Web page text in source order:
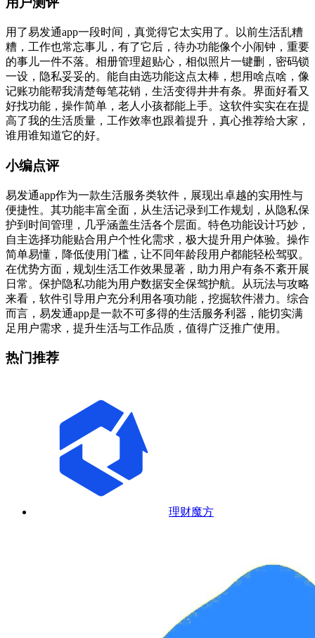
用了易发通app一段时间，真觉得它太实用了。以前生活乱糟
糟，工作也常忘事儿，有了它后，待办功能像个小闹钟，重要
的事儿一件不落。相册管理超贴心，相似照片一键删，密码锁
一设，隐私妥妥的。能自由选功能这点太棒，想用啥点啥，像
记账功能帮我清楚每笔花销，生活变得井井有条。界面好看又
好找功能，操作简单，老人小孩都能上手。这软件实实在在提
高了我的生活质量，工作效率也跟着提升，真心推荐给大家，
谁用谁知道它的好。
小编点评
易发通app作为一款生活服务类软件，展现出卓越的实用性与
便捷性。其功能丰富全面，从生活记录到工作规划，从隐私保
护到时间管理，几乎涵盖生活各个层面。特色功能设计巧妙，
自主选择功能贴合用户个性化需求，极大提升用户体验。操作
简单易懂，降低使用门槛，让不同年龄段用户都能轻松驾驭。
在优势方面，规划生活工作效果显著，助力用户有条不紊开展
日常。保护隐私功能为用户数据安全保驾护航。从玩法与攻略
来看，软件引导用户充分利用各项功能，挖掘软件潜力。综合
而言，易发通app是一款不可多得的生活服务利器，能切实满
足用户需求，提升生活与工作品质，值得广泛推广使用。
热门推荐
理财魔方